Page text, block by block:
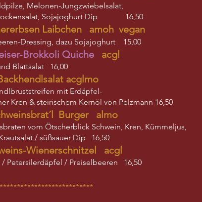
Melonen-Jungzwiebelsalat,
Sojajoghurt Dip 16,50
Laibchen amoh vegan
Dressing, dazu Sojajoghurt 15,00
Brokkoli Quicheacgl
und Blattsalat 16,00
acglmo
mit Erdäpfel-
Kren & steirischem Kernöl von Pelzmann 16,50
Burger almo
vom Ötscherblick Schwein, Kren, Kümmeljus,
/ süßsauer Dip 16,50
Wienerschnitzel acgl
Petersilerdäpfel / Preiselbeeren 16,50